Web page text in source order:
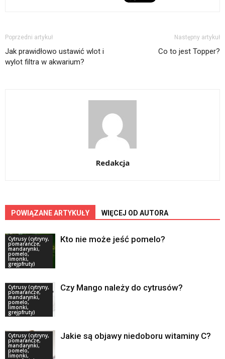
Poprzedni artykuł
Jak prawidłowo ustawić wlot i
wylot filtra w akwarium?
Następny artykuł
Co to jest Topper?
Redakcja
POWIĄZANE ARTYKUŁY WIĘCEJ OD AUTORA
Cytrusy (cytryny,
pomarańcze,
mandarynki,
pomelo,
limonki,
grejpfruty)
Kto nie może jeść pomelo?
Cytrusy (cytryny,
pomarańcze,
mandarynki,
pomelo,
limonki,
grejpfruty)
Czy Mango należy do cytrusów?
Cytrusy (cytryny,
pomarańcze,
mandarynki,
pomelo,
limonki,
Jakie są objawy niedoboru witaminy C?